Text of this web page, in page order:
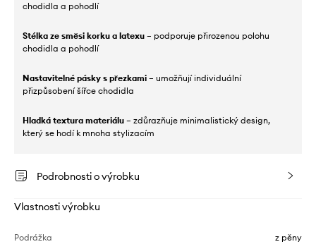
chodidla a pohodlí
Stélka ze směsi korku a latexu – podporuje přirozenou polohu
chodidla a pohodlí
Nastavitelné pásky s přezkami – umožňují individuální
přizpůsobení šířce chodidla
Hladká textura materiálu – zdůrazňuje minimalistický design,
který se hodí k mnoha stylizacím
Podrobnosti o výrobku
Vlastnosti výrobku
Podrážka z pěny